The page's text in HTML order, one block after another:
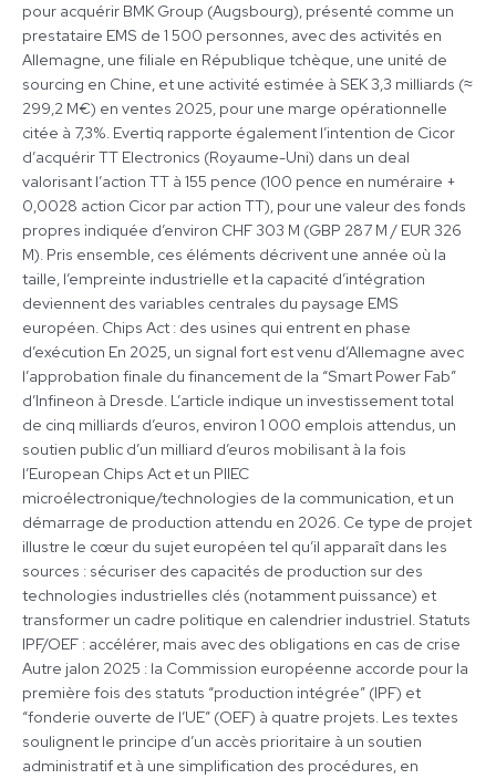
pour acquérir BMK Group (Augsbourg), présenté comme un
prestataire EMS de 1 500 personnes, avec des activités en
Allemagne, une filiale en République tchèque, une unité de
sourcing en Chine, et une activité estimée à SEK 3,3 milliards (≈
299,2 M€) en ventes 2025, pour une marge opérationnelle
citée à 7,3%. Evertiq rapporte également l’intention de Cicor
d’acquérir TT Electronics (Royaume-Uni) dans un deal
valorisant l’action TT à 155 pence (100 pence en numéraire +
0,0028 action Cicor par action TT), pour une valeur des fonds
propres indiquée d’environ CHF 303 M (GBP 287 M / EUR 326
M). Pris ensemble, ces éléments décrivent une année où la
taille, l’empreinte industrielle et la capacité d’intégration
deviennent des variables centrales du paysage EMS
européen. Chips Act : des usines qui entrent en phase
d’exécution En 2025, un signal fort est venu d’Allemagne avec
l’approbation finale du financement de la “Smart Power Fab”
d’Infineon à Dresde. L’article indique un investissement total
de cinq milliards d’euros, environ 1 000 emplois attendus, un
soutien public d’un milliard d’euros mobilisant à la fois
l’European Chips Act et un PIIEC
microélectronique/technologies de la communication, et un
démarrage de production attendu en 2026. Ce type de projet
illustre le cœur du sujet européen tel qu’il apparaît dans les
sources : sécuriser des capacités de production sur des
technologies industrielles clés (notamment puissance) et
transformer un cadre politique en calendrier industriel. Statuts
IPF/OEF : accélérer, mais avec des obligations en cas de crise
Autre jalon 2025 : la Commission européenne accorde pour la
première fois des statuts “production intégrée” (IPF) et
“fonderie ouverte de l’UE” (OEF) à quatre projets. Les textes
soulignent le principe d’un accès prioritaire à un soutien
administratif et à une simplification des procédures, en